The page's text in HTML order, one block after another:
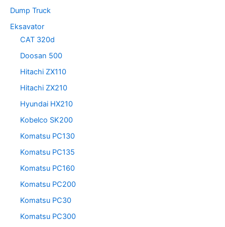
Dump Truck
Eksavator
CAT 320d
Doosan 500
Hitachi ZX110
Hitachi ZX210
Hyundai HX210
Kobelco SK200
Komatsu PC130
Komatsu PC135
Komatsu PC160
Komatsu PC200
Komatsu PC30
Komatsu PC300